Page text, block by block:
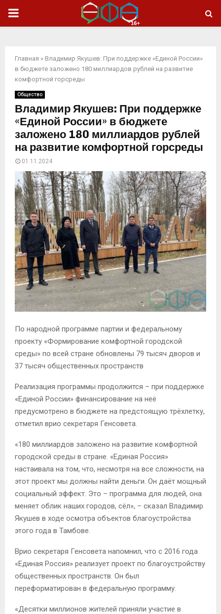
ОСНОВНОЕ
Главная » Владимир Якушев: При поддержке «Единой России»
в бюджете заложено 180 миллиардов рублей на развитие
комфортной горсреды
Общество
Владимир Якушев: При поддержке
«Единой России» в бюджете
заложено 180 миллиардов рублей
на развитие комфортной горсреды
01.11.2024
По народной программе партии и федеральному
проекту «Формирование комфортной городской
среды» по всей стране обновлены 79 тысяч дворов и
37 тысяч общественных пространств
Реализация программы продолжится – при поддержке
«Единой России» финансирование на неё
предусмотрено в бюджете на предстоящую трёхлетку,
отметил врио секретаря Генсовета.
«180 миллиардов заложено на развитие комфортной
городской среды в стране. «Единая Россия»
настаивала на том, что, несмотря на все сложности, на
этот проект мы должны найти деньги. Он даёт мощный
социальный эффект. Это – программа для людей, она
меняет облик наших городов, сёл», – сказал Владимир
Якушев в ходе осмотра объектов благоустройства
этого года в Тамбове.
Врио секретаря Генсовета напомнил, что с 2016 года
«Единая Россия» реализует проект по благоустройству
общественных пространств. Он был
переформатирован в федеральную программу.
«Десятки миллионов жителей приняли участие в